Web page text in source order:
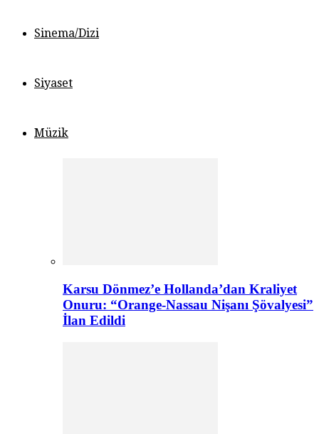
Sinema/Dizi
Siyaset
Müzik
Karsu Dönmez’e Hollanda’dan Kraliyet
Onuru: “Orange-Nassau Nişanı Şövalyesi”
İlan Edildi